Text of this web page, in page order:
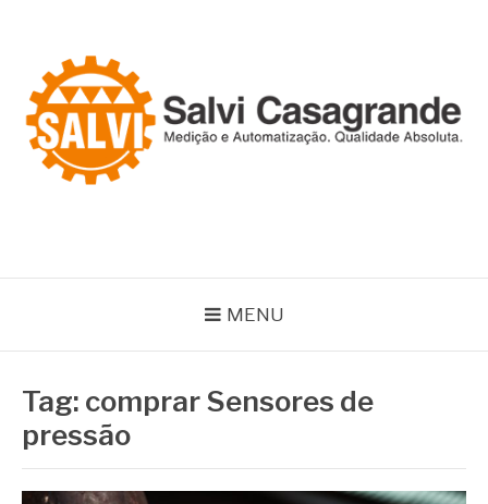
conteúdo
MENU
Tag: comprar Sensores de
pressão